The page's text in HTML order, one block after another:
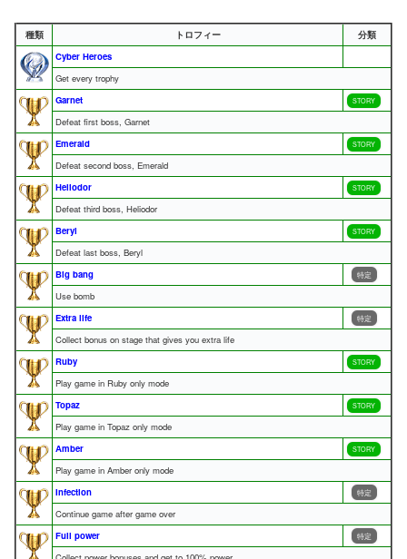
種類 トロフィー
分類
Cyber Heroes
Get every trophy
Garnet
STORY
Defeat first boss, Garnet
Emerald
STORY
Defeat second boss, Emerald
Heliodor
STORY
Defeat third boss, Heliodor
Beryl
STORY
Defeat last boss, Beryl
Big bang
特定
Use bomb
Extra life
特定
Collect bonus on stage that gives you extra life
Ruby
STORY
Play game in Ruby only mode
Topaz
STORY
Play game in Topaz only mode
Amber
STORY
Play game in Amber only mode
Infection
特定
Continue game after game over
Full power
特定